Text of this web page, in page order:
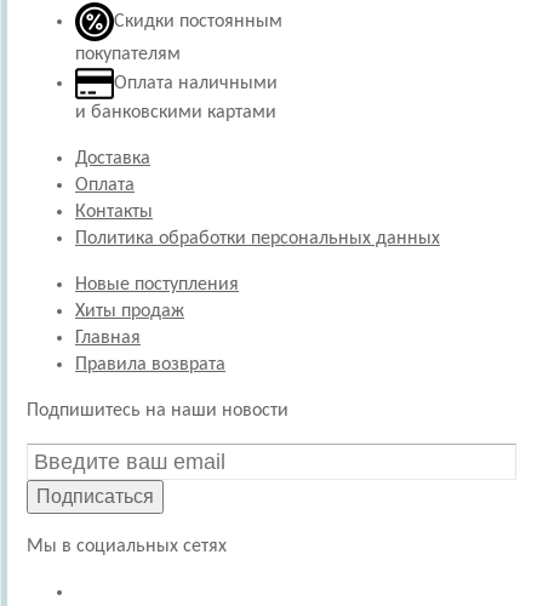
Скидки постоянным
покупателям
Оплата наличными
и банковскими картами
Доставка
Оплата
Контакты
Политика обработки персональных данных
Новые поступления
Хиты продаж
Главная
Правила возврата
Подпишитесь на наши новости
Подписаться
Мы в социальных сетях